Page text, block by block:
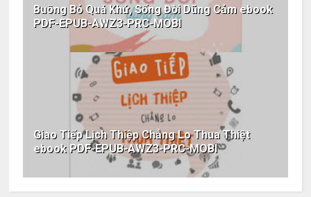
Buông Bỏ Quá Khứ, Sống Đời Dũng Cảm ebook
PDF-EPUB-AWZ3-PRC-MOBI
Giao Tiếp Lịch Thiệp Chẳng Lo Thua Thiệt
ebook PDF-EPUB-AWZ3-PRC-MOBI